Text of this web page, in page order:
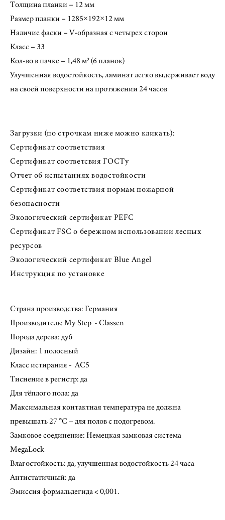
Толщина планки – 12 мм
Размер планки – 1285×192×12 мм
Наличие фаски – V-образная с четырех сторон
Класс – 33
Кол-во в пачке – 1,48 м² (6 планок)
Улучшенная водостойкость, ламинат легко выдерживает воду
на своей поверхности на протяжении 24 часов
Загрузки (по строчкам ниже можно кликать):
Сертификат соответствия
Сертификат соответсвия ГОСТу
Отчет об испытаниях водостойкости
Сертификат соответствия нормам пожарной
безопасности
Экологический сертификат PEFC
Сертификат FSC о бережном использовании лесных
ресурсов
Экологический сертификат Blue Angel
Инструкция по установке
Страна производства: Германия
Производитель: My Step - Classen
Порода дерева: дуб
​Дизайн: 1 полосный
Класс истирания - AC5
Тиснение в регистр: да
Для тёплого пола: да
Максимальная контактная температура не должна
превышать 27 °C – для полов с подогревом.
Замковое соединение: Немецкая замковая система
MegaLock
Влагостойкость: да, улучшенная водостойкость 24 часа
Антистатичный: да
Эмиссия формальдегида < 0,001.